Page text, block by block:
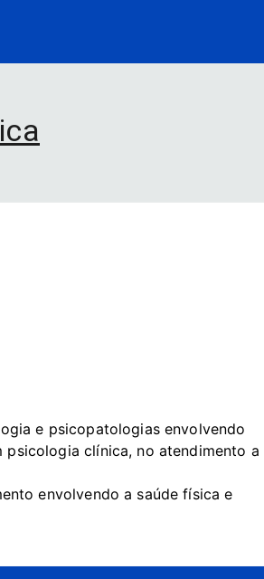
e psicopatologias envolvendo
psicologia clínica, no atendimento a
envolvendo a saúde física e